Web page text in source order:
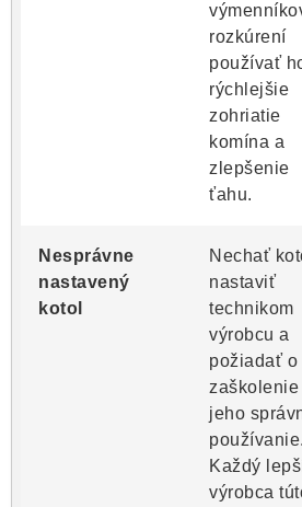
rozkúrení
používať
rýchlejšie
zohriatie
komína a
zlepšenie
ťahu.
Nesprávne
nastavený
kotol
Nechať
nastaviť
technikom
výrobcu a
požiadať o
zaškolenie
jeho
používanie.
Každý
výrobca